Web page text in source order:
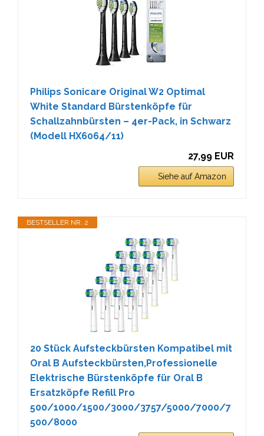
Philips Sonicare Original W2 Optimal
White Standard Bürstenköpfe für
Schallzahnbürsten – 4er-Pack, in Schwarz
(Modell HX6064/11)
27,99 EUR
Siehe auf Amazon
BESTSELLER NR. 2
20 Stück Aufsteckbürsten Kompatibel mit
Oral B Aufsteckbürsten,Professionelle
Elektrische Bürstenköpfe für Oral B
Ersatzköpfe Refill Pro
500/1000/1500/3000/3757/5000/7000/7
500/8000